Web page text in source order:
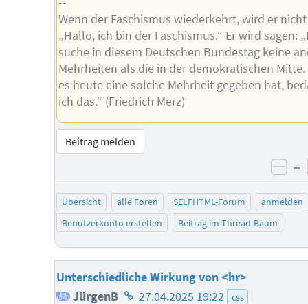
Wenn der Faschismus wiederkehrt, wird er
„Hallo, ich bin der Faschismus.“ Er wird sagen:
suche in diesem Deutschen Bundestag keine
Mehrheiten als die in der demokratischen Mitte.
es heute eine solche Mehrheit gegeben hat,
ich das.“ (Friedrich Merz)
Beitrag melden
–
Übersicht alle Foren SELFHTML-Forum
anmelden
Benutzerkonto erstellen
Beitrag im Thread-Baum
Unterschiedliche Wirkung von <hr>
JürgenB Homepage
27.04.2025 19:22 css